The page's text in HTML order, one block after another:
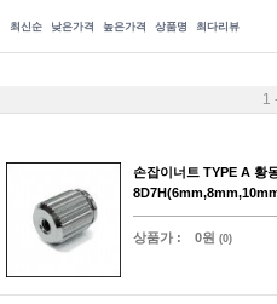
최신순 낮은가격 높은가격 상품명 최다리뷰
1
손잡이너트 TYPE A 황
상품가 : 0원 (0)